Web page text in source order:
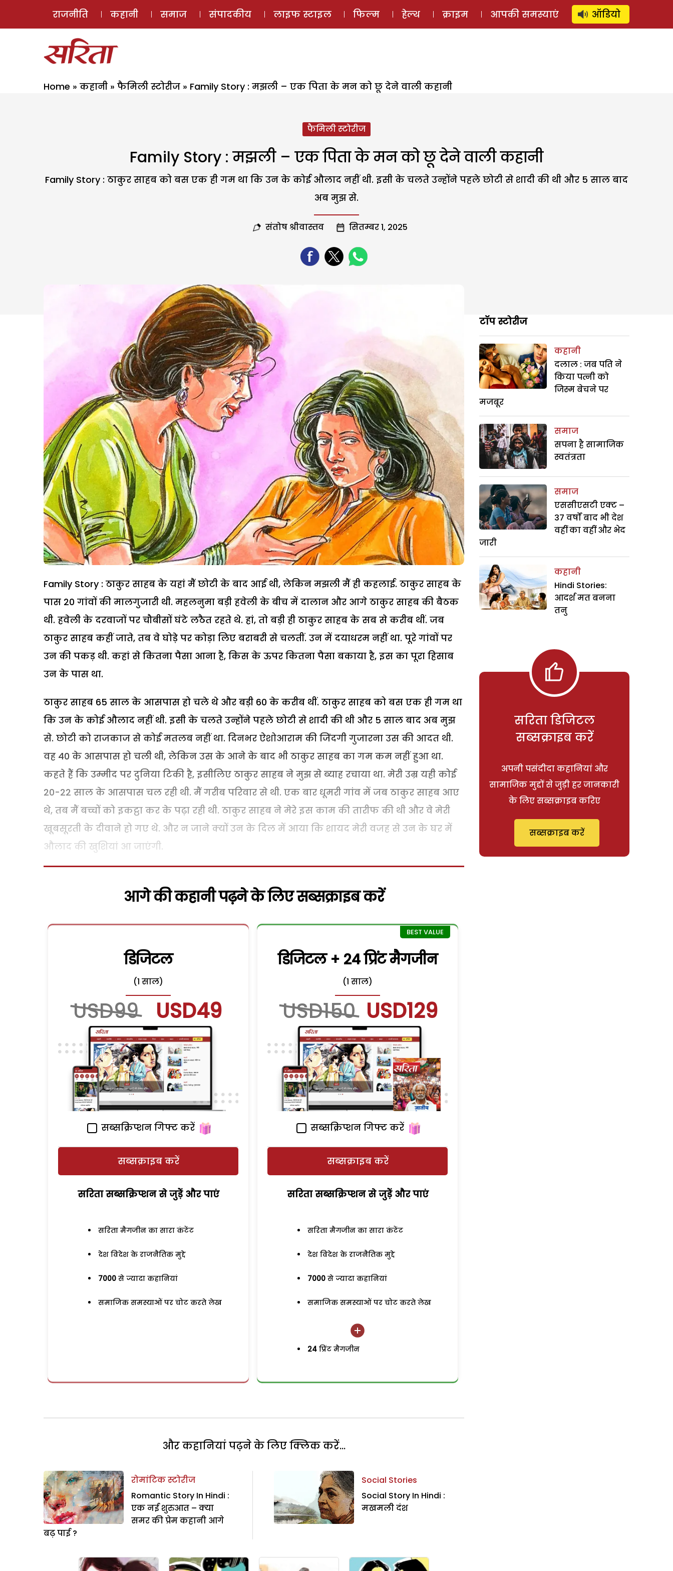
ई-मैगज़ीन ऑडियो स्टोरी लॉग इन ⚲ SUBSCRIBE
राजनीति कहानी समाज संपादकीय लाइफ स्टाइल फिल्म हेल्थ क्राइम आपकी समस्याएं ऑडियो
Home » कहानी » फैमिली स्टोरीज » Family Story : मझली – एक पिता के मन को छू देने वाली कहानी
फैमिली स्टोरीज
Family Story : मझली – एक पिता के मन को छू देने वाली कहानी
Family Story : ठाकुर साहब को बस एक ही गम था कि उन के कोई औलाद नहीं थी. इसी के चलते उन्होंने पहले छोटी से शादी की थी और 5 साल बाद
अब मुझ से.
संतोष श्रीवास्तव सितम्बर 1, 2025
Family Story : ठाकुर साहब के यहां मैं छोटी के बाद आई थी, लेकिन मझली मैं ही कहलाई. ठाकुर साहब के
पास 20 गांवों की मालगुजारी थी. महलनुमा बड़ी हवेली के बीच में दालान और आगे ठाकुर साहब की बैठक
थी. हवेली के दरवाजों पर चौबीसों घंटे लठैत रहते थे. हां, तो बड़ी ही ठाकुर साहब के सब से करीब थीं. जब
ठाकुर साहब कहीं जाते, तब वे घोड़े पर कोड़ा लिए बराबरी से चलतीं. उन में दयाधरम नहीं था. पूरे गांवों पर
उन की पकड़ थी. कहां से कितना पैसा आना है, किस के ऊपर कितना पैसा बकाया है, इस का पूरा हिसाब
उन के पास था.
ठाकुर साहब 65 साल के आसपास हो चले थे और बड़ी 60 के करीब थीं. ठाकुर साहब को बस एक ही गम था
कि उन के कोई औलाद नहीं थी. इसी के चलते उन्होंने पहले छोटी से शादी की थी और 5 साल बाद अब मुझ
से. छोटी को राजकाज से कोई मतलब नहीं था. दिनभर ऐशोआराम की जिंदगी गुजारना उस की आदत थी.
वह 40 के आसपास हो चली थी, लेकिन उस के आने के बाद भी ठाकुर साहब का गम कम नहीं हुआ था.
कहते हैं कि उम्मीद पर दुनिया टिकी है, इसीलिए ठाकुर साहब ने मुझ से ब्याह रचाया था. मेरी उम्र यही कोई
20-22 साल के आसपास चल रही थी. मैं गरीब परिवार से थी. एक बार धूमरी गांव में जब ठाकुर साहब आए
थे, तब मैं बच्चों को इकट्ठा कर के पढ़ा रही थी. ठाकुर साहब ने मेरे इस काम की तारीफ की थी और वे मेरी
खूबसूरती के दीवाने हो गए थे. और न जाने क्यों उन के दिल में आया कि शायद मेरी वजह से उन के घर में
औलाद की खुशियां आ जाएंगी.
आगे की कहानी पढ़ने के लिए सब्सक्राइब करें
डिजिटल
(1 साल)
USD99 USD49
सब्सक्रिप्शन गिफ्ट करें
सब्सक्राइब करें
सरिता सब्सक्रिप्शन से जुड़ेें और पाएं
सरिता मैगजीन का सारा कंटेंट
देश विदेश के राजनैतिक मुद्दे
7000 से ज्यादा कहानियां
समाजिक समस्याओं पर चोट करते लेख
डिजिटल + 24 प्रिंट मैगजीन
(1 साल)
USD150 USD129
सब्सक्रिप्शन गिफ्ट करें
सब्सक्राइब करें
सरिता सब्सक्रिप्शन से जुड़ेें और पाएं
सरिता मैगजीन का सारा कंटेंट
देश विदेश के राजनैतिक मुद्दे
7000 से ज्यादा कहानियां
समाजिक समस्याओं पर चोट करते लेख
24 प्रिंट मैगजीन
और कहानियां पढ़ने के लिए क्लिक करें...
रोमांटिक स्टोरीज
Romantic Story In Hindi :
एक नई शुरुआत – क्या
समर की प्रेम कहानी आगे
बढ़ पाई ?
Social Stories
Social Story In Hindi :
मखमली दंश
टॉप स्टोरीज
कहानी
दलाल : जब पति ने
किया पत्नी को
जिस्म बेचने पर
मजबूर
समाज
सपना है सामाजिक
स्वतंत्रता
समाज
एससीएसटी एक्ट –
37 वर्षों बाद भी देश
वहीं का वहीं और भेद
जारी
कहानी
Hindi Stories:
आदर्श मत बनना
तनु
सरिता डिजिटल
सब्सक्राइब करें
अपनी पसंदीदा कहानियां और
सामाजिक मुद्दों से जुड़ी हर जानकारी
के लिए सब्सक्राइब करिए
सब्सक्राइब करें